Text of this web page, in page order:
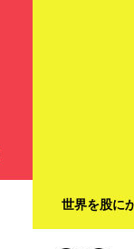
世界を股に